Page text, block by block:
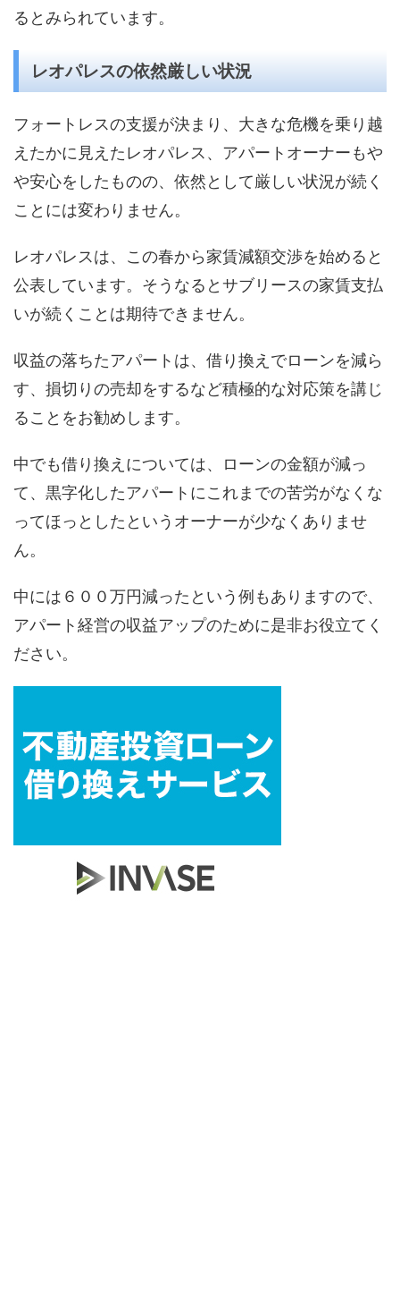
るとみられています。
レオパレスの依然厳しい状況
フォートレスの支援が決まり、大きな危機を乗り越
えたかに見えたレオパレス、アパートオーナーもや
や安心をしたものの、依然として厳しい状況が続く
ことには変わりません。
レオパレスは、この春から家賃減額交渉を始めると
公表しています。そうなるとサブリースの家賃支払
いが続くことは期待できません。
収益の落ちたアパートは、借り換えでローンを減ら
す、損切りの売却をするなど積極的な対応策を講じ
ることをお勧めします。
中でも借り換えについては、ローンの金額が減っ
て、黒字化したアパートにこれまでの苦労がなくな
ってほっとしたというオーナーが少なくありませ
ん。
中には６００万円減ったという例もありますので、
アパート経営の収益アップのために是非お役立てく
ださい。